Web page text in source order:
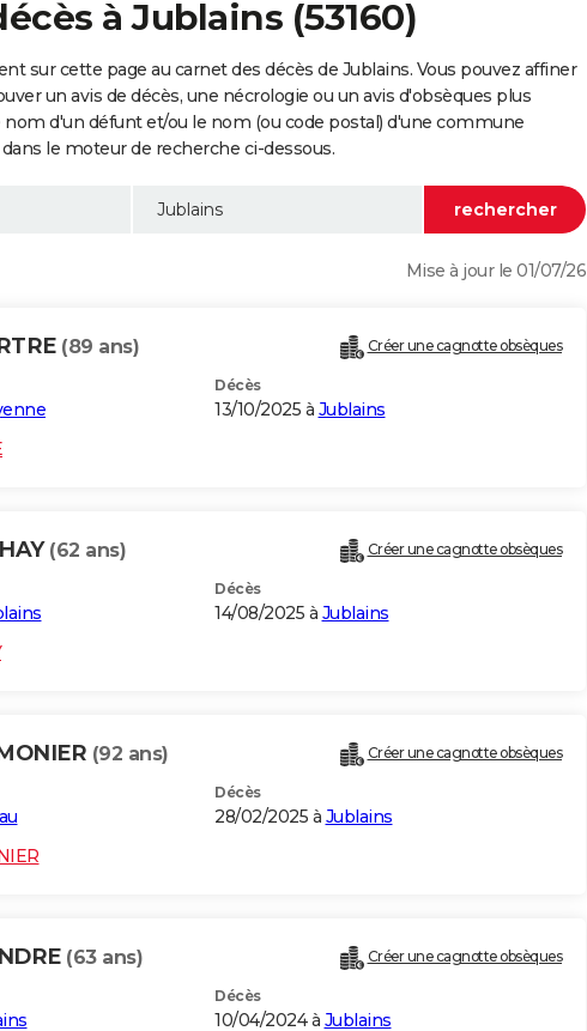
à Jublains (53160)
sur cette page au carnet des décès de Jublains. Vous pouvez affiner
un avis de décès, une nécrologie ou un avis d'obsèques plus
d'un défunt et/ou le nom (ou code postal) d'une commune
le moteur de recherche ci-dessous.
Mise à jour le 01/07/26
(89 ans) Créer une cagnotte obsèques
Décès
13/10/2025 à Jublains
(62 ans) Créer une cagnotte obsèques
Décès
14/08/2025 à Jublains
(92 ans) Créer une cagnotte obsèques
Décès
28/02/2025 à Jublains
(63 ans) Créer une cagnotte obsèques
Décès
10/04/2024 à Jublains